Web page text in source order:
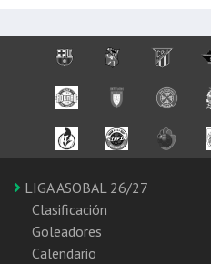
LIGA ASOBAL 26/27
Clasificación
Goleadores
Calendario